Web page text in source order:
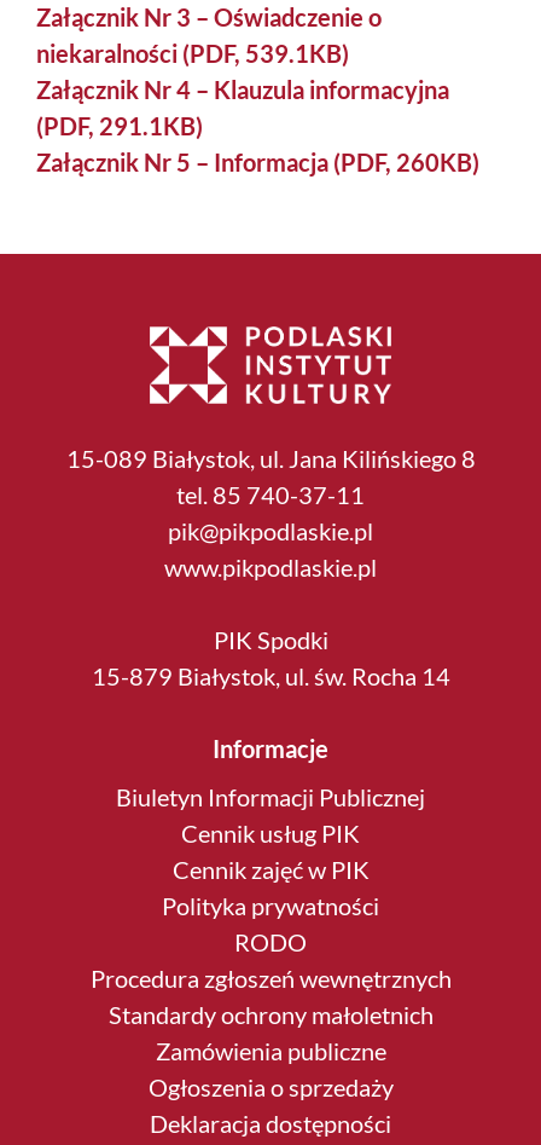
Załącznik Nr 3 – Oświadczenie o
niekaralności (PDF, 539.1KB)
Załącznik Nr 4 – Klauzula informacyjna
(PDF, 291.1KB)
Załącznik Nr 5 – Informacja (PDF, 260KB)
15-089 Białystok, ul. Jana Kilińskiego 8
tel. 85 740-37-11
pik@pikpodlaskie.pl
www.pikpodlaskie.pl
PIK Spodki
15-879 Białystok, ul. św. Rocha 14
Informacje
Biuletyn Informacji Publicznej
Cennik usług PIK
Cennik zajęć w PIK
Polityka prywatności
RODO
Procedura zgłoszeń wewnętrznych
Standardy ochrony małoletnich
Zamówienia publiczne
Ogłoszenia o sprzedaży
Deklaracja dostępności